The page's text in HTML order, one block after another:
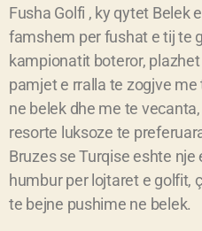
Fusha Golfi , ky qytet Belek
famshem per fushat e tij te
kampionatit boteror,
pamjet e rralla te zogjve
ne belek dhe me te
resorte luksoze te
Bruzes se Turqise eshte
humbur per lojtaret e golfit,
te bejne pushime ne belek.